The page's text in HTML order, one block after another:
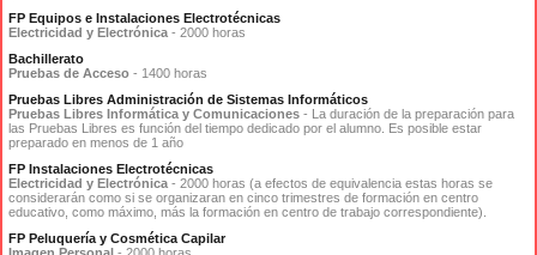
FP Equipos e Instalaciones Electrotécnicas
Electricidad y Electrónica - 2000 horas
Bachillerato
Pruebas de Acceso - 1400 horas
Pruebas Libres Administración de Sistemas Informáticos
Pruebas Libres Informática y Comunicaciones - La duración de la preparación para
las Pruebas Libres es función del tiempo dedicado por el alumno. Es posible estar
preparado en menos de 1 año
FP Instalaciones Electrotécnicas
Electricidad y Electrónica - 2000 horas (a efectos de equivalencia estas horas se
considerarán como si se organizaran en cinco trimestres de formación en centro
educativo, como máximo, más la formación en centro de trabajo correspondiente).
FP Peluquería y Cosmética Capilar